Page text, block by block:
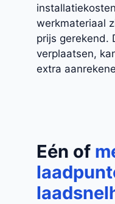
werkmateriaal
prijs gerekend.
verplaatsen,
extra
Eén of